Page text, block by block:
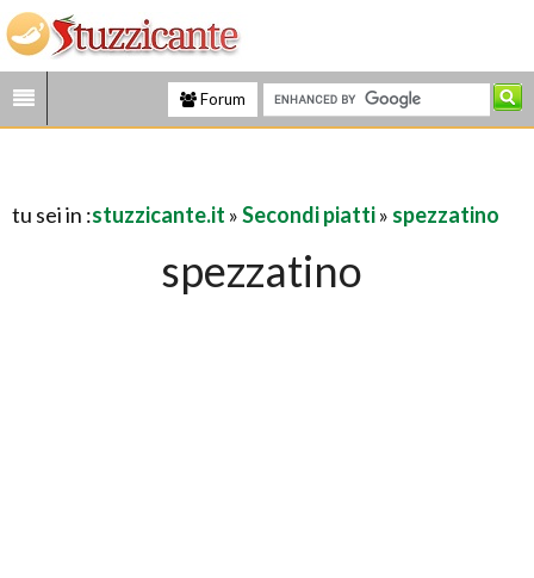
Forum
tu sei in :stuzzicante.it »Secondi piatti» spezzatino
spezzatino